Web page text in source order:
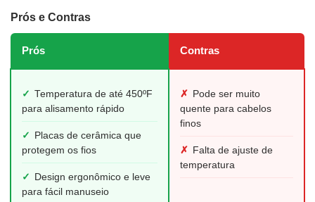
Prós e Contras
Prós Contras
✓ Temperatura de até 450ºF
para alisamento rápido
✓
Placas de cerâmica que
protegem os fios
✓
Design ergonômico e leve
para fácil manuseio
✗ Pode ser muito
quente para cabelos
finos
✗ Falta de ajuste de
temperatura